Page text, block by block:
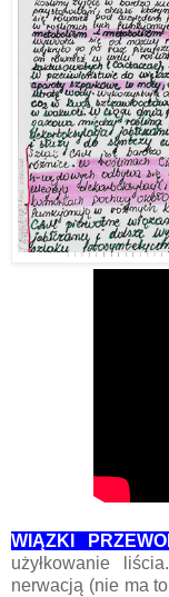
WIĄZKI
użyłkowanie
nerwacją (nie ma